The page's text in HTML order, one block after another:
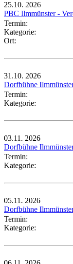
25.10. 2026
PBC Ilmmünster -
Termin:
Kategorie:
Ort:
31.10. 2026
Dorfbühne
Termin:
Kategorie:
03.11. 2026
Dorfbühne
Termin:
Kategorie:
05.11. 2026
Dorfbühne
Termin:
Kategorie: